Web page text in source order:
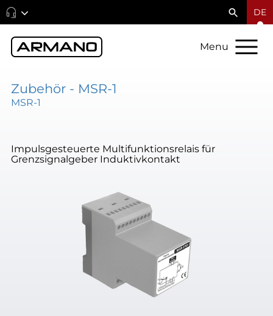
DE
Menu
Zubehör - MSR-1
MSR-1
Impulsgesteuerte Multifunktionsrelais für
Grenzsignalgeber Induktivkontakt